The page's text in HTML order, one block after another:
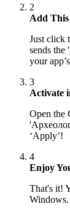
2
Add
Just click
sends
your
3
Activate
Open the
‘Apply’!
4
Enjoy
That's it!
Windows.